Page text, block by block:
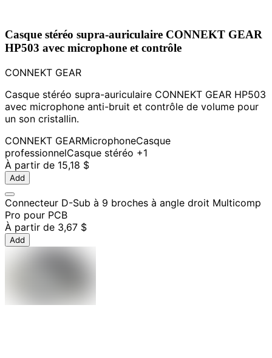
Casque stéréo supra-auriculaire CONNEKT GEAR
HP503 avec microphone et contrôle
CONNEKT GEAR
Casque stéréo supra-auriculaire CONNEKT GEAR HP503
avec microphone anti-bruit et contrôle de volume pour
un son cristallin.
CONNEKT GEARMicrophoneCasque
professionnelCasque stéréo +1
À partir de 15,18 $
Add
Connecteur D-Sub à 9 broches à angle droit Multicomp
Pro pour PCB
À partir de 3,67 $
Add